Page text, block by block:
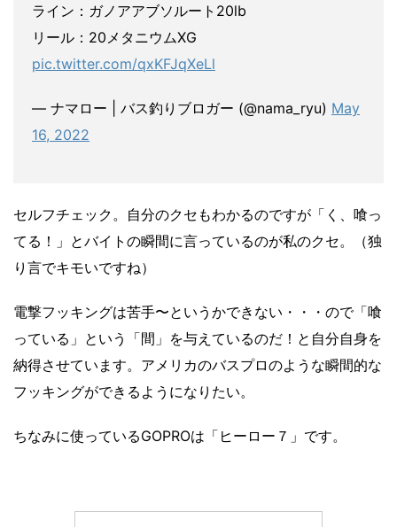
ライン：ガノアアブソルート20lb
リール：20メタニウムXG
pic.twitter.com/qxKFJqXeLl
— ナマロー | バス釣りブロガー (@nama_ryu) May
16, 2022
セルフチェック。自分のクセもわかるのですが「く、喰っ
てる！」とバイトの瞬間に言っているのが私のクセ。（独
り言でキモいですね）
電撃フッキングは苦手〜というかできない・・・ので「喰
っている」という「間」を与えているのだ！と自分自身を
納得させています。アメリカのバスプロのような瞬間的な
フッキングができるようになりたい。
ちなみに使っているGOPROは「ヒーロー７」です。